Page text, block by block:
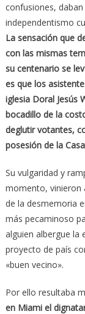
confusiones,
independentismo
La sensación que
con las mismas
su centenario se
es que los
iglesia Doral Jesús
bocadillo de la
deglutir votantes,
posesión de la
Su vulgaridad y
momento, vinieron
de la desmemoria
más pecaminoso
alguien albergue la
proyecto de país
«buen vecino».
Por ello resultaba
en Miami el